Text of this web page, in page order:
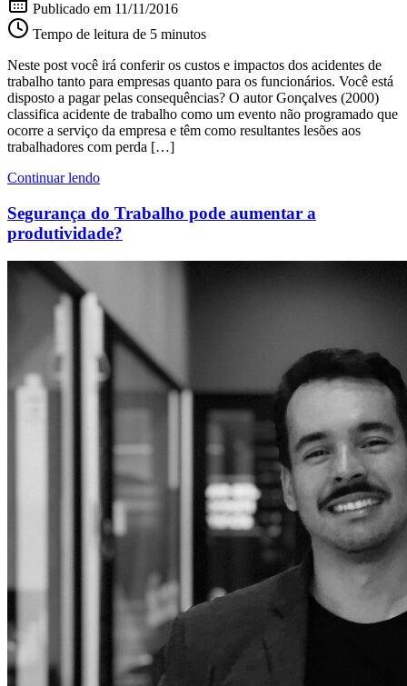
Publicado em 11/11/2016
Tempo de leitura de 5 minutos
Neste post você irá conferir os custos e impactos dos acidentes de
trabalho tanto para empresas quanto para os funcionários. Você está
disposto a pagar pelas consequências? O autor Gonçalves (2000)
classifica acidente de trabalho como um evento não programado que
ocorre a serviço da empresa e têm como resultantes lesões aos
trabalhadores com perda […]
Continuar lendo
Segurança do Trabalho pode aumentar a
produtividade?